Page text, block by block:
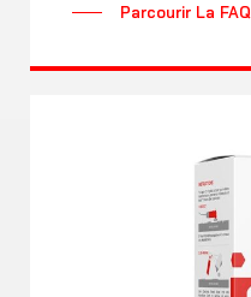
Parcourir La FAQ